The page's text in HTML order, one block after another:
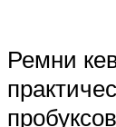
Ремни